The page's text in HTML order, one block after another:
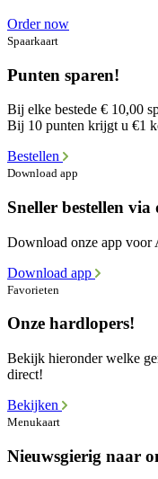
Order now
Spaarkaart
Punten sparen!
Bij elke bestede € 10,00
Bij 10 punten krijgt u €1
Bestellen
Download app
Sneller bestellen via
Download onze app voor
Download app
Favorieten
Onze hardlopers!
Bekijk hieronder welke
direct!
Bekijken
Menukaart
Nieuwsgierig naar